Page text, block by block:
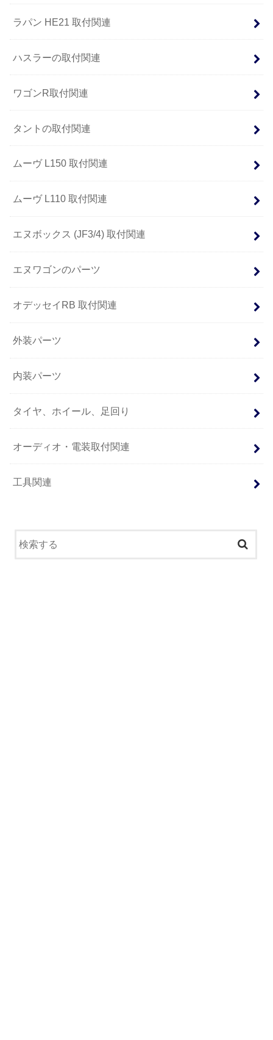
ラパン HE21 取付関連
ハスラーの取付関連
ワゴンR取付関連
タントの取付関連
ムーヴ L150 取付関連
ムーヴ L110 取付関連
エヌボックス (JF3/4) 取付関連
エヌワゴンのパーツ
オデッセイRB 取付関連
外装パーツ
内装パーツ
タイヤ、ホイール、足回り
オーディオ・電装取付関連
工具関連